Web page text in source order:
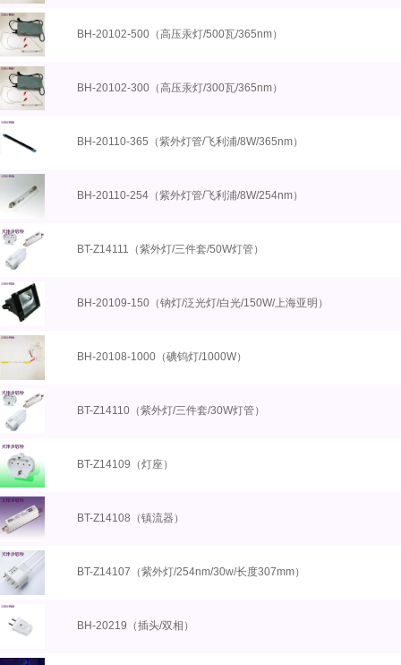
BH-20102-500（高压汞灯/500瓦/365nm）
BH-20102-300（高压汞灯/300瓦/365nm）
BH-20110-365（紫外灯管/飞利浦/8W/365nm）
BH-20110-254（紫外灯管/飞利浦/8W/254nm）
BT-Z14111（紫外灯/三件套/50W灯管）
BH-20109-150（钠灯/泛光灯/白光/150W/上海亚明）
BH-20108-1000（碘钨灯/1000W）
BT-Z14110（紫外灯/三件套/30W灯管）
BT-Z14109（灯座）
BT-Z14108（镇流器）
BT-Z14107（紫外灯/254nm/30w/长度307mm）
BH-20219（插头/双相）